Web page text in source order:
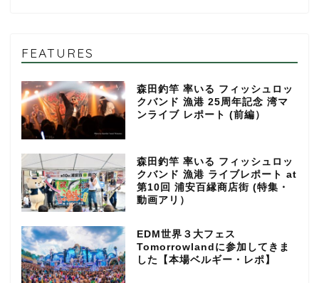
FEATURES
森田釣竿 率いる フィッシュロッ
クバンド 漁港 25周年記念 湾マ
ンライブ レポート (前編）
森田釣竿 率いる フィッシュロッ
クバンド 漁港 ライブレポート at
第10回 浦安百縁商店街 (特集・
動画アリ）
EDM世界３大フェス
Tomorrowlandに参加してきま
した【本場ベルギー・レポ】